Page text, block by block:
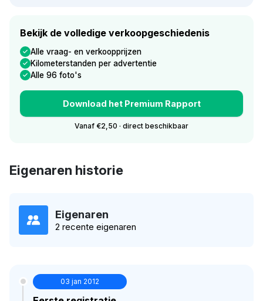
Bekijk de volledige verkoopgeschiedenis
Alle vraag- en verkoopprijzen
Kilometerstanden per advertentie
Alle 96 foto's
Download het Premium Rapport
Vanaf €2,50 · direct beschikbaar
Eigenaren historie
Eigenaren
2 recente eigenaren
03 jan 2012